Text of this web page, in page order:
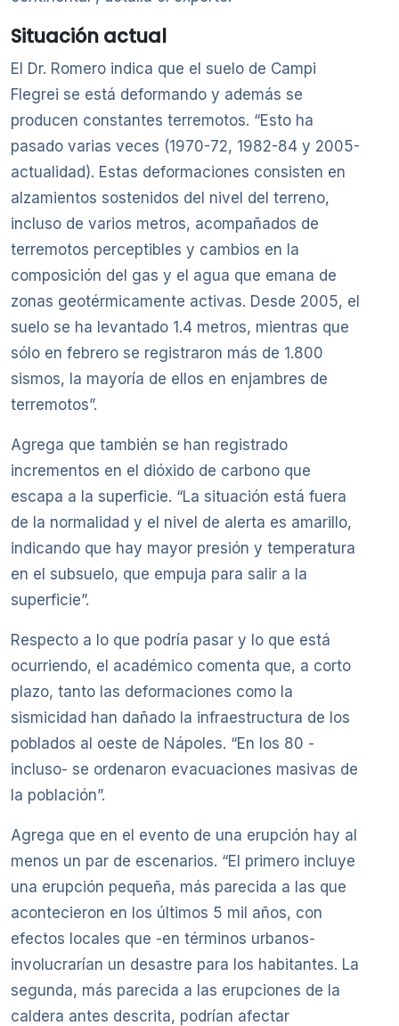
Situación actual
El Dr. Romero indica que el suelo de Campi
Flegrei se está deformando y además se
producen constantes terremotos. “Esto ha
pasado varias veces (1970-72, 1982-84 y 2005-
actualidad). Estas deformaciones consisten en
alzamientos sostenidos del nivel del terreno,
incluso de varios metros, acompañados de
terremotos perceptibles y cambios en la
composición del gas y el agua que emana de
zonas geotérmicamente activas. Desde 2005, el
suelo se ha levantado 1.4 metros, mientras que
sólo en febrero se registraron más de 1.800
sismos, la mayoría de ellos en enjambres de
terremotos”.
Agrega que también se han registrado
incrementos en el dióxido de carbono que
escapa a la superficie. “La situación está fuera
de la normalidad y el nivel de alerta es amarillo,
indicando que hay mayor presión y temperatura
en el subsuelo, que empuja para salir a la
superficie”.
Respecto a lo que podría pasar y lo que está
ocurriendo, el académico comenta que, a corto
plazo, tanto las deformaciones como la
sismicidad han dañado la infraestructura de los
poblados al oeste de Nápoles. “En los 80 -
incluso- se ordenaron evacuaciones masivas de
la población”.
Agrega que en el evento de una erupción hay al
menos un par de escenarios. “El primero incluye
una erupción pequeña, más parecida a las que
acontecieron en los últimos 5 mil años, con
efectos locales que -en términos urbanos-
involucrarían un desastre para los habitantes. La
segunda, más parecida a las erupciones de la
caldera antes descrita, podrían afectar